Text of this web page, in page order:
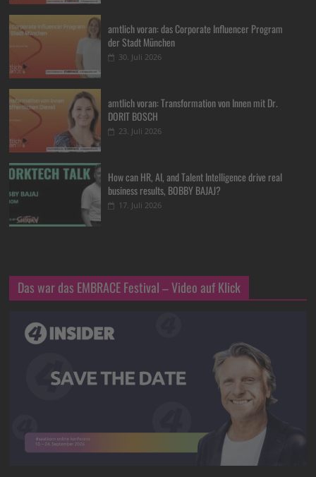
amtlich voran: das Corporate Influencer Program
der Stadt München
30. Juli 2026
amtlich voran: Transformation von Innen mit Dr.
DORIT BOSCH
23. Juli 2026
How can HR, AI, and Talent Intelligence drive real
business results, BOBBY BAJAJ?
17. Juli 2026
Das war das EMBRACE Festival – Video auf Klick